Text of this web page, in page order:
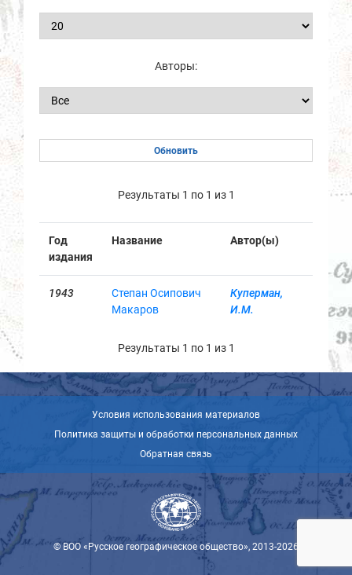
Авторы:
Результаты 1 по 1 из 1
Год
издания
Название Автор(ы)
1943
Степан Осипович
Макаров
Куперман,
И.М.
Результаты 1 по 1 из 1
Условия использования материалов
Политика защиты и обработки персональных данных
Обратная связь
© ВОО «Русское географическое общество», 2013-2026